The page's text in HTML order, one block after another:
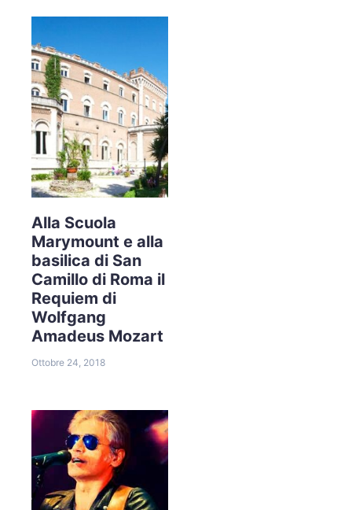
Alla Scuola
Marymount e alla
basilica di San
Camillo di Roma il
Requiem di
Wolfgang
Amadeus Mozart
Ottobre 24, 2018